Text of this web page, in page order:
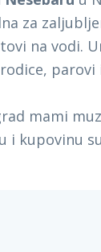
za
na vodi.
mami
i kupovinu